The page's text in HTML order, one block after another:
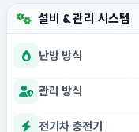
설비 & 관리 시스템
난방 방식
관리 방식
전기차 충전기